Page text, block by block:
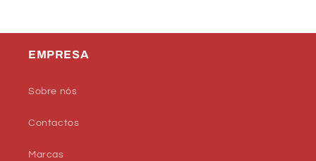
EMPRESA
Sobre nós
Contactos
Marcas